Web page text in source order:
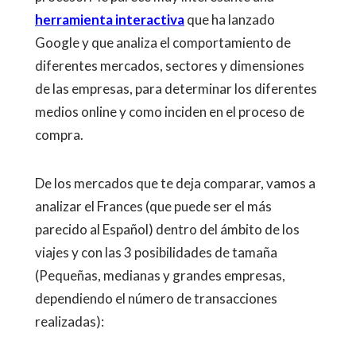
herramienta interactivaque ha lanzado
Google y que analiza el comportamiento de
diferentes mercados, sectores y dimensiones
de las empresas, para determinar los diferentes
medios online y como inciden en el proceso de
compra.
De los mercados que te deja comparar, vamos a
analizar el Frances (que puede ser el más
parecido al Español) dentro del ámbito de los
viajes y con las 3 posibilidades de tamaña
(Pequeñas, medianas y grandes empresas,
dependiendo el número de transacciones
realizadas):